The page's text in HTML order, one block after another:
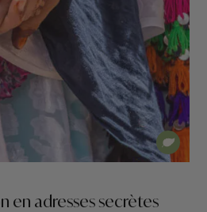
en adresses secrètes